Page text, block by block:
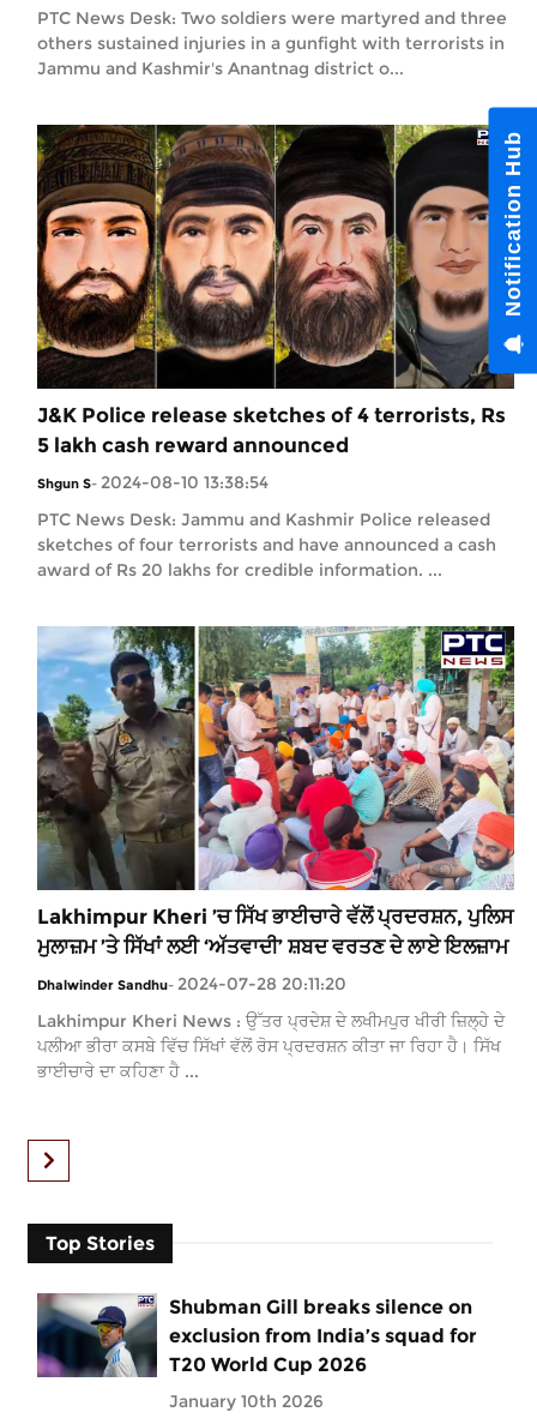
PTC News Desk: Two soldiers were martyred and three
others sustained injuries in a gunfight with terrorists in
Jammu and Kashmir's Anantnag district o...
J&K Police release sketches of 4 terrorists, Rs
5 lakh cash reward announced
Shgun S- 2024-08-10 13:38:54
PTC News Desk: Jammu and Kashmir Police released
sketches of four terrorists and have announced a cash
award of Rs 20 lakhs for credible information. ...
Lakhimpur Kheri ’ਚ ਸਿੱਖ ਭਾਈਚਾਰੇ ਵੱਲੋਂ ਪ੍ਰਦਰਸ਼ਨ, ਪੁਲਿਸ
ਮੁਲਾਜ਼ਮ ’ਤੇ ਸਿੱਖਾਂ ਲਈ ‘ਅੱਤਵਾਦੀ’ ਸ਼ਬਦ ਵਰਤਣ ਦੇ ਲਾਏ ਇਲਜ਼ਾਮ
Dhalwinder Sandhu- 2024-07-28 20:11:20
Lakhimpur Kheri News : ਉੱਤਰ ਪ੍ਰਦੇਸ਼ ਦੇ ਲਖੀਮਪੁਰ ਖੀਰੀ ਜ਼ਿਲ੍ਹੇ ਦੇ
ਪਲੀਆ ਭੀਰਾ ਕਸਬੇ ਵਿੱਚ ਸਿੱਖਾਂ ਵੱਲੋਂ ਰੋਸ ਪ੍ਰਦਰਸ਼ਨ ਕੀਤਾ ਜਾ ਰਿਹਾ ਹੈ। ਸਿੱਖ
ਭਾਈਚਾਰੇ ਦਾ ਕਹਿਣਾ ਹੈ ...
Top Stories
Shubman Gill breaks silence on
exclusion from India’s squad for
T20 World Cup 2026
January 10th 2026